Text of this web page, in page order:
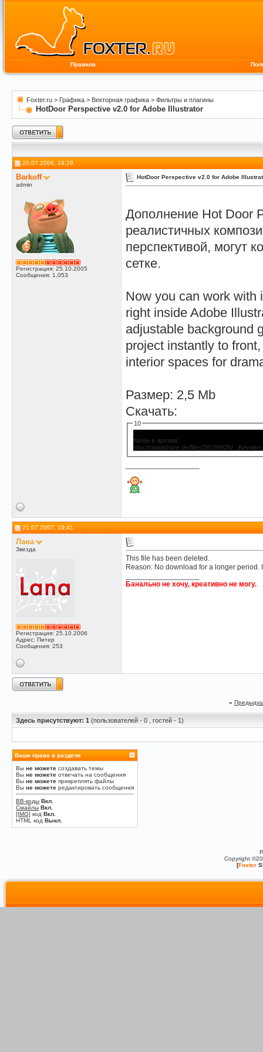
Правила
Foxter.ru > Графика > Векторная графика > Фильтры и плагины
HotDoor Perspective v2.0 for Adobe Illustrator
20.07.2006, 19:29
Barkoff
admin
Регистрация: 25.10.2005
Сообщения: 1,053
HotDoor Perspective v2.0 for Adobe
Дополнение Hot Door
реалистичных
перспективой, могут
сетке.
Now you can work with
right inside Adobe
adjustable background
project instantly to
interior spaces for
Размер: 2,5 Mb
Скачать:
10
Киген в архиве
http://rapidshare.de/files/26199626/
21.07.2007, 19:41
Лана
Звезда
Регистрация: 25.10.2006
Адрес: Питер
Сообщения: 253
This file has been deleted.
Reason: No download for a longer period.
Банально не хочу, креативно не могу.
«
Здесь присутствуют: 1 (пользователей - 0 , гостей - 1)
Ваши права в разделе
Вы не можете создавать темы
Вы не можете отвечать на сообщения
Вы не можете прикреплять файлы
Вы не можете редактировать сообщения
BB-коды Вкл.
Смайлы Вкл.
[IMG] код Вкл.
HTML код Выкл.
Copyright
[Foxter